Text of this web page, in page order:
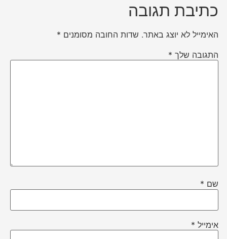
כתיבת תגובה
האימייל לא יוצג באתר. שדות החובה מסומנים *
התגובה שלך *
שם *
אימייל *